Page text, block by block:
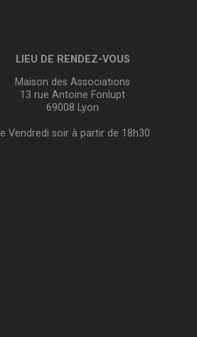
LIEU DE RENDEZ-VOUS
Maison des Associations
13 rue Antoine Fonlupt
69008 Lyon
Le Vendredi soir à partir de 18h30